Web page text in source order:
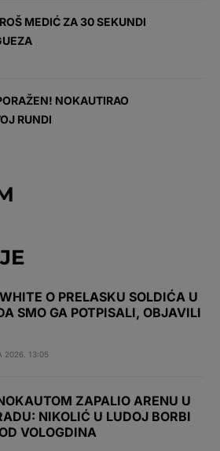
MEDIĆ ZA 30 SEKUNDI
NOKAUTIRAO
RUNDI
O PRELASKU SOLDIĆA U
SMO GA POTPISALI, OBJAVILI
2026. 13:05
ZAPALIO ARENU U
NIKOLIĆ U LUDOJ BORBI
VOLOGDINA